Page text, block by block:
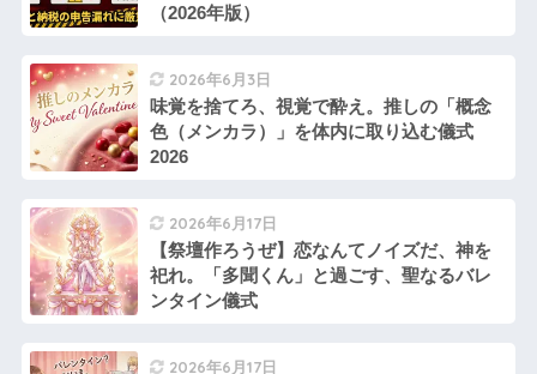
（2026年版）
2026年6月3日
味覚を捨てろ、視覚で酔え。推しの「概念
色（メンカラ）」を体内に取り込む儀式
2026
2026年6月17日
【祭壇作ろうぜ】恋なんてノイズだ、神を
祀れ。「多聞くん」と過ごす、聖なるバレ
ンタイン儀式
2026年6月17日